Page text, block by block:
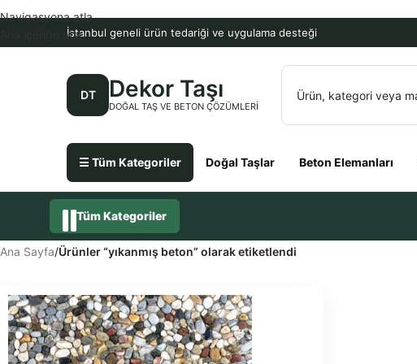
İstanbul geneli ürün tedariği ve uygulama desteği
DT Dekor Taşı
DOĞAL TAŞ VE BETON ÇÖZÜMLERI
☰ Tüm Kategoriler Doğal Taşlar Beton Elemanları
Navigasyona atla
Ana içeriğe atla
Tüm Kategoriler
Ana Sayfa/Ürünler “yıkanmış beton” olarak etiketlendi